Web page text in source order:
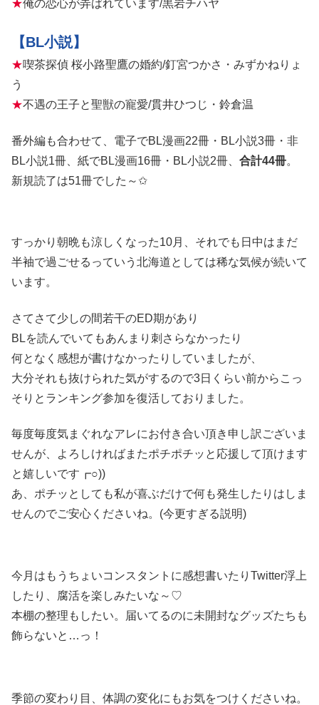
★俺の恋心が弄ばれています/黒岩チハヤ
【BL小説】
★喫茶探偵 桜小路聖鷹の婚約/釘宮つかさ・みずかねりょ
う
★不遇の王子と聖獣の寵愛/貫井ひつじ・鈴倉温
番外編も合わせて、電子でBL漫画22冊・BL小説3冊・非
BL小説1冊、紙でBL漫画16冊・BL小説2冊、 合計44冊。
新規読了は51冊でした～✩
すっかり朝晩も涼しくなった10月、それでも日中はまだ
半袖で過ごせるっていう北海道としては稀な気候が続いて
います。
さてさて少しの間若干のED期があり
BLを読んでいてもあんまり刺さらなかったり
何となく感想が書けなかったりしていましたが、
大分それも抜けられた気がするので3日くらい前からこっ
そりとランキング参加を復活しておりました。
毎度毎度気まぐれなアレにお付き合い頂き申し訳ございま
せんが、よろしければまたポチポチッと応援して頂けます
と嬉しいです┏○))
あ、ポチッとしても私が喜ぶだけで何も発生したりはしま
せんのでご安心くださいね。(今更すぎる説明)
今月はもうちょいコンスタントに感想書いたりTwitter浮上
したり、腐活を楽しみたいな～♡
本棚の整理もしたい。届いてるのに未開封なグッズたちも
飾らないと…っ！
季節の変わり目、体調の変化にもお気をつけくださいね。